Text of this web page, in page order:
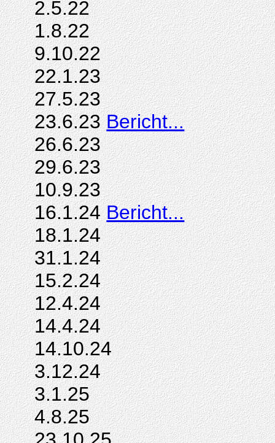
2.5.22
1.8.22
9.10.22
22.1.23
27.5.23
23.6.23Bericht...
26.6.23
29.6.23
10.9.23
16.1.24Bericht...
18.1.24
31.1.24
15.2.24
12.4.24
14.4.24
14.10.24
3.12.24
3.1.25
4.8.25